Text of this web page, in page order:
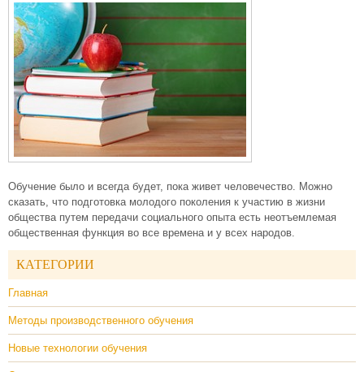
Обучение было и всегда будет, пока живет человечество. Можно
сказать, что подготовка молодого поколения к участию в жизни
общества путем передачи социального опыта есть неотъемлемая
общественная функция во все времена и у всех народов.
КАТЕГОРИИ
Главная
Методы производственного обучения
Новые технологии обучения